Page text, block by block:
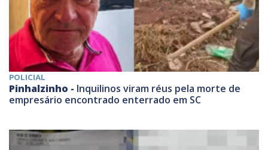
POLICIAL
Pinhalzinho - Inquilinos viram réus pela morte de
empresário encontrado enterrado em SC